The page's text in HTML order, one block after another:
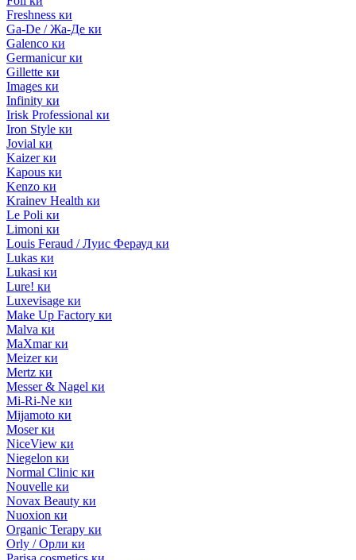
Freshness ки
Ga-De / Жа-Де ки
Galenco ки
Germanicur ки
Gillette ки
Images ки
Infinity ки
Irisk Professional ки
Iron Style ки
Jovial ки
Kaizer ки
Kapous ки
Kenzo ки
Krainev Health ки
Le Poli ки
Limoni ки
Louis Feraud / Луис Ферауд ки
Lukas ки
Lukasi ки
Lure! ки
Luxevisage ки
Make Up Factory ки
Malva ки
MaXmar ки
Meizer ки
Mertz ки
Messer & Nagel ки
Mi-Ri-Ne ки
Mijamoto ки
Moser ки
NiceView ки
Niegelon ки
Normal Clinic ки
Nouvelle ки
Novax Beauty ки
Nuoxion ки
Organic Terapy ки
Orly / Орли ки